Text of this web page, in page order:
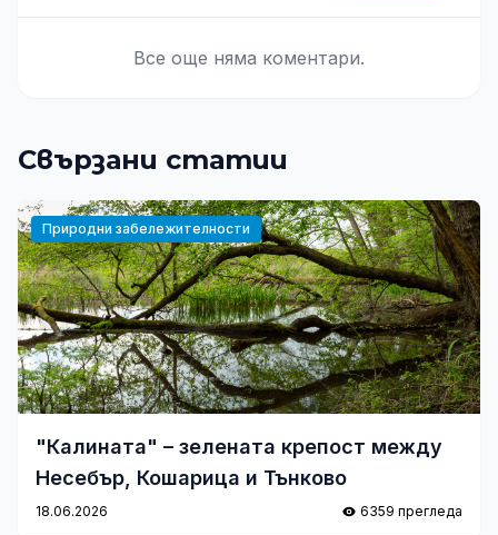
Все още няма коментари.
Свързани статии
Природни забележителности
"Калината" – зелената крепост между
Несебър, Кошарица и Тънково
18.06.2026 6359 прегледа